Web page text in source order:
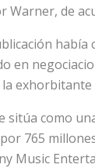
Warner, de
había
en
exhorbitante
sitúa como
765
Music